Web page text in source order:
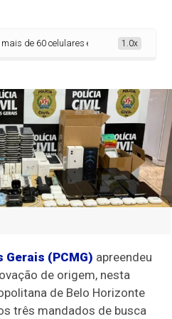
60 celulares em ação contra crimes
1.0x
Gerais (PCMG) apreendeu
de origem, nesta
de Belo Horizonte
três mandados de busca